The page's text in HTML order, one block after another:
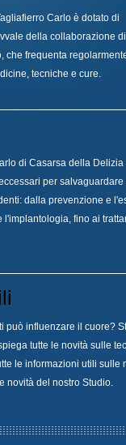
Carlo è dotato di
della collaborazione di
che frequenta
tecniche e cure.
di Casarsa della Delizia
per salvaguardare
dalla prevenzione e
fino ai
può influenzare il cuore?
tutte le novità sulle
le informazioni utili sulle
novità del nostro Studio.